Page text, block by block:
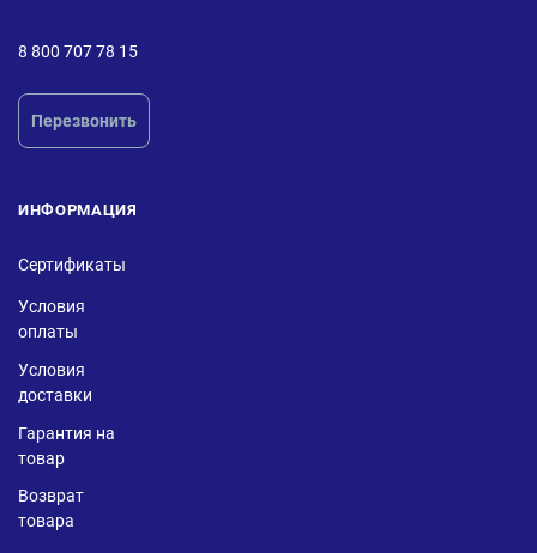
8 800 707 78 15
Перезвонить
ИНФОРМАЦИЯ
Сертификаты
Условия
оплаты
Условия
доставки
Гарантия на
товар
Возврат
товара